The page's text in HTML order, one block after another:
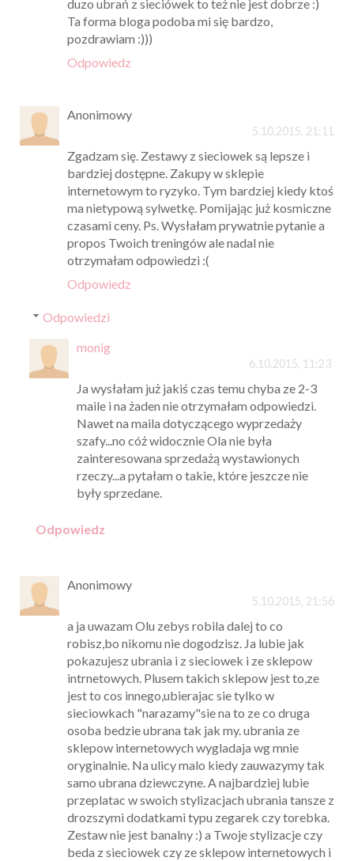
duzo ubrań z sieciówek to też nie jest dobrze :)
Ta forma bloga podoba mi się bardzo,
pozdrawiam :)))
Odpowiedz
Anonimowy
5.10.2015, 21:11
Zgadzam się. Zestawy z sieciowek są lepsze i
bardziej dostępne. Zakupy w sklepie
internetowym to ryzyko. Tym bardziej kiedy ktoś
ma nietypową sylwetkę. Pomijając już kosmiczne
czasami ceny. Ps. Wysłałam prywatnie pytanie a
propos Twoich treningów ale nadal nie
otrzymałam odpowiedzi :(
Odpowiedz
Odpowiedzi
monig
6.10.2015, 11:23
Ja wysłałam już jakiś czas temu chyba ze 2-3
maile i na żaden nie otrzymałam odpowiedzi.
Nawet na maila dotyczącego wyprzedaży
szafy...no cóż widocznie Ola nie była
zainteresowana sprzedażą wystawionych
rzeczy...a pytałam o takie, które jeszcze nie
były sprzedane.
Odpowiedz
Anonimowy
5.10.2015, 21:56
a ja uwazam Olu zebys robila dalej to co
robisz,bo nikomu nie dogodzisz. Ja lubie jak
pokazujesz ubrania i z sieciowek i ze sklepow
intrnetowych. Plusem takich sklepow jest to,ze
jest to cos innego,ubierajac sie tylko w
sieciowkach "narazamy"sie na to ze co druga
osoba bedzie ubrana tak jak my. ubrania ze
sklepow internetowych wygladaja wg mnie
oryginalnie. Na ulicy malo kiedy zauwazymy tak
samo ubrana dziewczyne. A najbardziej lubie
przeplatac w swoich stylizacjach ubrania tansze z
drozszymi dodatkami typu zegarek czy torebka.
Zestaw nie jest banalny :) a Twoje stylizacje czy
beda z sieciowek czy ze sklepow internetowych i